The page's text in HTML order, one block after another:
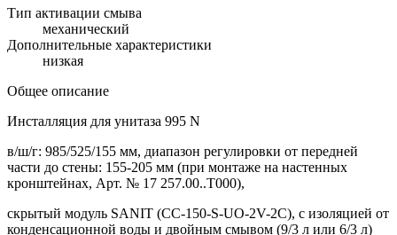
Тип активации смыва
механический
Дополнительные характеристики
низкая
Общее описание
Инсталляция для унитаза 995 N
в/ш/г: 985/525/155 мм, диапазон регулировки от передней
части до стены: 155-205 мм (при монтаже на настенных
кронштейнах, Арт. № 17 257.00..T000),
скрытый модуль SANIT (CC-150-S-UO-2V-2C), с изоляцией от
конденсационной воды и двойным смывом (9/3 л или 6/3 л)